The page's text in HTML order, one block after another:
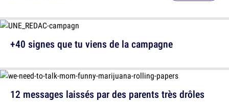
12 messages laissés par des parents très drôles
+40 signes que tu viens de la campagne